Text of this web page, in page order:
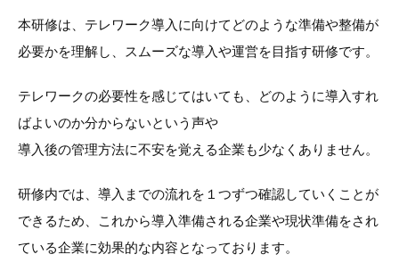
本研修は、テレワーク導入に向けてどのような準備や整備が
必要かを理解し、スムーズな導入や運営を目指す研修です。
テレワークの必要性を感じてはいても、どのように導入すれ
ばよいのか分からないという声や
導入後の管理方法に不安を覚える企業も少なくありません。
研修内では、導入までの流れを１つずつ確認していくことが
できるため、これから導入準備される企業や現状準備をされ
ている企業に効果的な内容となっております。